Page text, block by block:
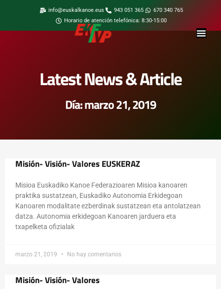
info@euskalkanoe.eus 943 051 365
670 340 765
Horario de atención telefónica: 8:30-15:00
Latest News & Article
Día: marzo 21, 2019
Misión- Visión- Valores EUSKERAZ
Misioa Euskadiko Kanoe Federazioaren Misioa kanoaren
praktika sustatzean, Euskadiko Autonomia Erkidegoan
Kanoaren modalitate ezberdinak sustatzean eta antolatzean
datza. Autonomia erkidegoan Kanoaren jarduera eta
txapelketa ofizialak
marzo 21, 2019 No hay comentarios
Misión- Visión- Valores